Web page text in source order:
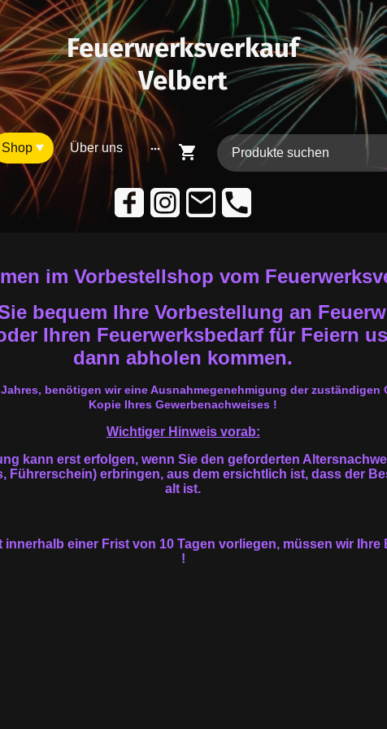
Feuerwerksverkauf
Velbert
Shop Über uns
im Vorbestellshop vom
bequem Ihre Vorbestellung an
Ihren Feuerwerksbedarf für Feiern
dann abholen kommen.
benötigen wir eine Ausnahmegenehmigung der zuständigen
Kopie Ihres Gewerbenachweises !
Wichtiger Hinweis vorab:
kann erst erfolgen, wenn Sie den geforderten
Führerschein) erbringen, aus dem ersichtlich ist, dass der
alt ist.
einer Frist von 10 Tagen vorliegen, müssen wir
!